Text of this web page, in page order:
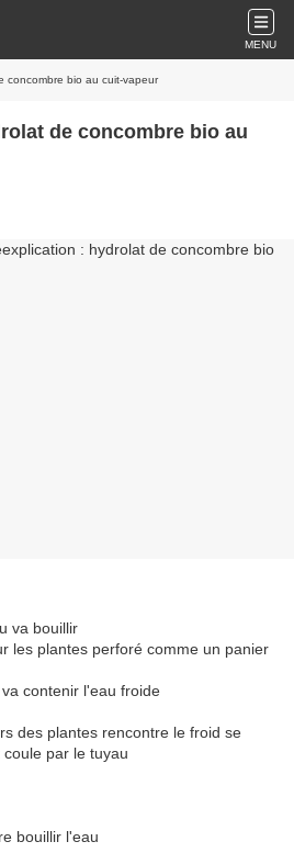
MENU
concombre bio au cuit-vapeur
de concombre bio au
va bouillir
les plantes perforé comme un panier
contenir l'eau froide
des plantes rencontre le froid se
par le tuyau
bouillir l'eau